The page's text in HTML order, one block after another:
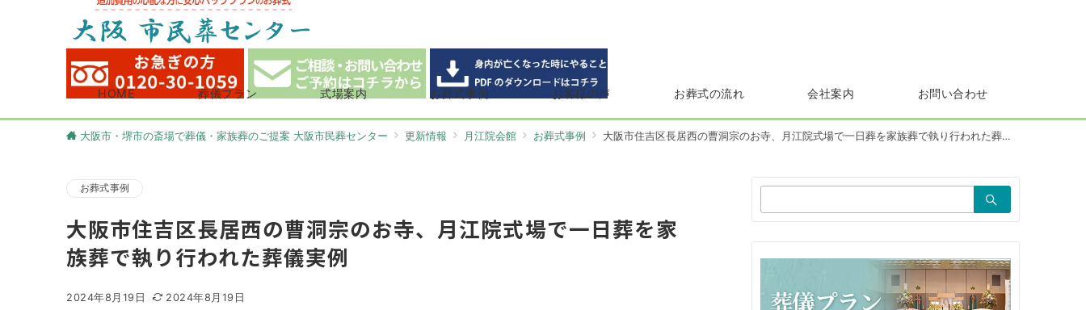
HOME 葬儀プラン 式場案内 お葬式事例 お客様の声 お葬式の流れ 会社案内 お問い合わせ
大阪市・堺市の斎場で葬儀・家族葬のご提案 大阪市民葬センター 更新情報 月江院会館 お葬式事例 大阪市住吉区長居西の曹洞宗のお寺、月江院式場で一日葬を家族葬で執り行われた葬儀実例
お葬式事例
大阪市住吉区長居西の曹洞宗のお寺、月江院式場で一日葬を家
族葬で執り行われた葬儀実例
2024年8月19日 2024年8月19日
索：